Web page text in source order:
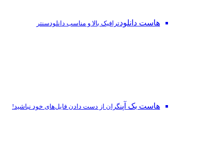
هاست دانلودترافیک بالا و مناسب دانلودسنتر
هاست بک آپنگران از دست‌ دادن فایل‌های خود نباشید!